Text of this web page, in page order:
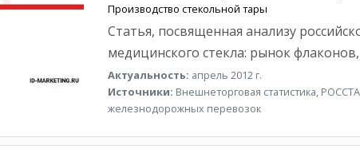
Производство стекольной тары
Статья, посвященная анализу
медицинского стекла: рынок
Актуальность: апрель 2012 г.
Источники: Внешнеторговая статистика,
железнодорожных перевозок